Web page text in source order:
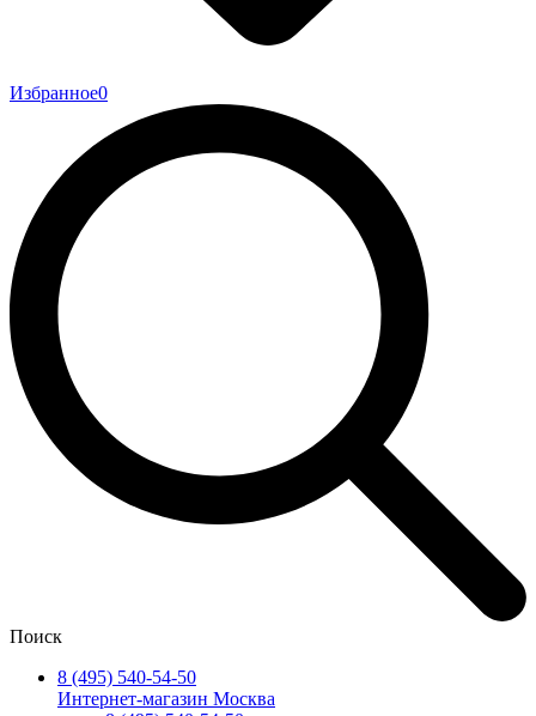
Избранное0
Поиск
8 (495) 540-54-50
Интернет-магазин Москва